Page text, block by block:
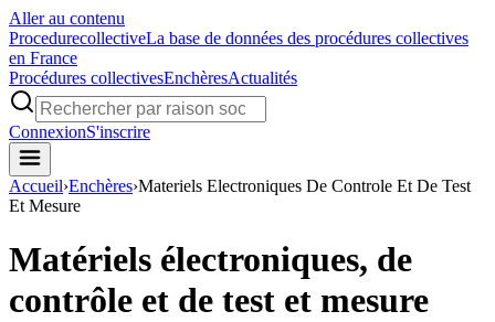
Aller au contenu
ProcedurecollectiveLa base de données des procédures collectives
en France
Procédures collectivesEnchèresActualités
ConnexionS'inscrire
Accueil›Enchères›Materiels Electroniques De Controle Et De Test
Et Mesure
Matériels électroniques, de
contrôle et de test et mesure